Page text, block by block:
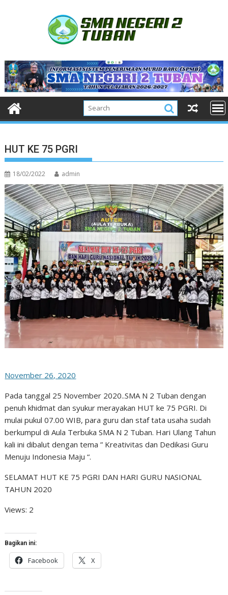
HUT KE 75 PGRI
18/02/2022 admin
November 26, 2020
Pada tanggal 25 November 2020..SMA N 2 Tuban dengan
penuh khidmat dan syukur merayakan HUT ke 75 PGRI. Di
mulai pukul 07.00 WIB, para guru dan staf tata usaha sudah
berkumpul di Aula Terbuka SMA N 2 Tuban. Hari Ulang Tahun
kali ini dibalut dengan tema ” Kreativitas dan Dedikasi Guru
Menuju Indonesia Maju “.
SELAMAT HUT KE 75 PGRI DAN HARI GURU NASIONAL
TAHUN 2020
Views: 2
Bagikan ini:
Facebook X